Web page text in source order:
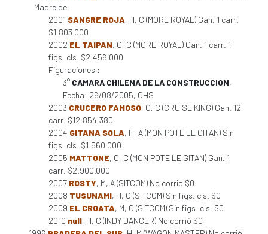
Madre de:
2001 SANGRE ROJA, H, C (MORE ROYAL) Gan. 1 carr.
$1.803.000
2002 EL TAIPAN, C, C (MORE ROYAL) Gan. 1 carr. 1
figs. cls. $2.456.000
Figuraciones :
3° CAMARA CHILENA DE LA CONSTRUCCION,
Fecha: 26/08/2005, CHS
2003 CRUCERO FAMOSO, C, C (CRUISE KING) Gan. 12
carr. $12.854.380
2004 GITANA SOLA, H, A (MON POTE LE GITAN) Sin
figs. cls. $1.560.000
2005 MATTONE, C, C (MON POTE LE GITAN) Gan. 1
carr. $2.900.000
2007 ROSTY, M, A (SITCOM) No corrió $0
2008 TUSUNAMI, H, C (SITCOM) Sin figs. cls. $0
2009 EL CROATA, M, C (SITCOM) Sin figs. cls. $0
2010 null, H, C (INDY DANCER) No corrió $0